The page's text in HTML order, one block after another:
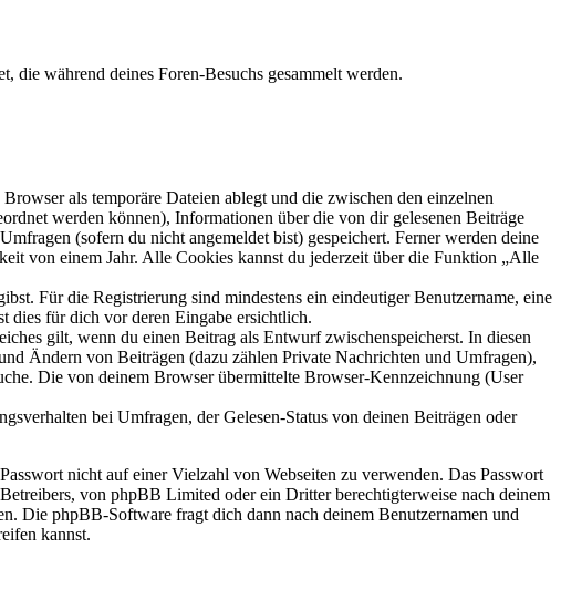
die während deines Foren-Besuchs gesammelt werden.
als temporäre Dateien ablegt und die zwischen den einzelnen
werden können), Informationen über die von dir gelesenen Beiträge
(sofern du nicht angemeldet bist) gespeichert. Ferner werden deine
von einem Jahr. Alle Cookies kannst du jederzeit über die Funktion „Alle
Für die Registrierung sind mindestens ein eindeutiger Benutzername, eine
dies für dich vor deren Eingabe ersichtlich.
gilt, wenn du einen Beitrag als Entwurf zwischenspeicherst. In diesen
Ändern von Beiträgen (dazu zählen Private Nachrichten und Umfragen),
Die von deinem Browser übermittelte Browser-Kennzeichnung (User
bei Umfragen, der Gelesen-Status von deinen Beiträgen oder
nicht auf einer Vielzahl von Webseiten zu verwenden. Das Passwort
von phpBB Limited oder ein Dritter berechtigterweise nach deinem
Die phpBB-Software fragt dich dann nach deinem Benutzernamen und
kannst.